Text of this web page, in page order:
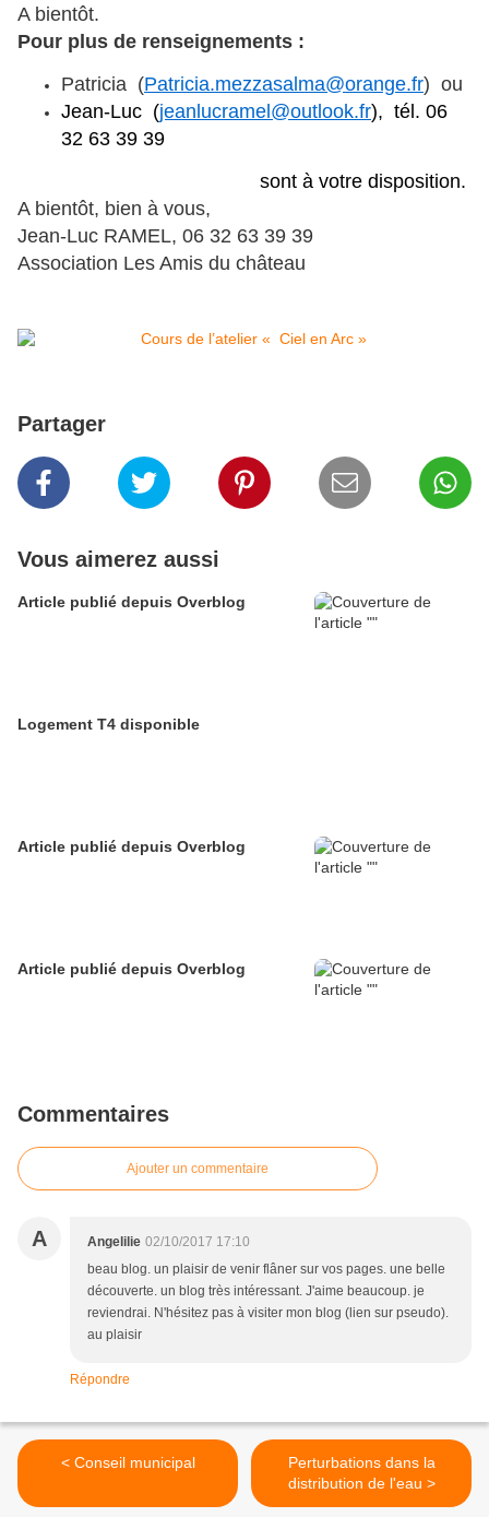
A bientôt.
Pour plus de renseignements :
Patricia (Patricia.mezzasalma@orange.fr) ou
Jean-Luc (jeanlucramel@outlook.fr), tél. 06
32 63 39 39
sont à votre disposition.
A bientôt, bien à vous,
Jean-Luc RAMEL, 06 32 63 39 39
Association Les Amis du château
Partager
Vous aimerez aussi
Article publié depuis Overblog
Logement T4 disponible
Article publié depuis Overblog
Article publié depuis Overblog
Commentaires
Ajouter un commentaire
A Angelilie 02/10/2017 17:10
beau blog. un plaisir de venir flâner sur vos pages. une belle
découverte. un blog très intéressant. J'aime beaucoup. je
reviendrai. N'hésitez pas à visiter mon blog (lien sur pseudo).
au plaisir
Répondre
< Conseil municipal
Perturbations dans la
distribution de l'eau >